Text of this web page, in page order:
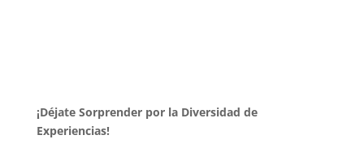
¡Déjate Sorprender por la Diversidad de
Experiencias!